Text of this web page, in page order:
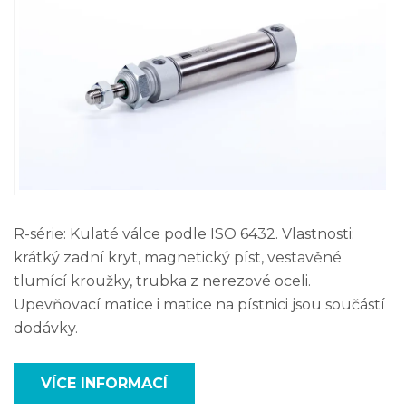
R-série: Kulaté válce podle ISO 6432. Vlastnosti:
krátký zadní kryt, magnetický píst, vestavěné
tlumící kroužky, trubka z nerezové oceli.
Upevňovací matice i matice na pístnici jsou součástí
dodávky.
VÍCE INFORMACÍ